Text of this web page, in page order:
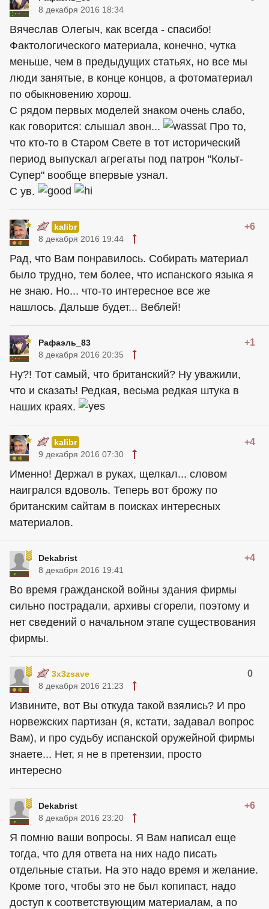
8 декабря 2016 18:34
Вячеслав Олегыч, как всегда - спасибо!
Фактологического материала, конечно, чутка
меньше, чем в предыдущих статьях, но все мы
люди занятые, в конце концов, а фотоматериал
по обыкновению хорош.
С рядом первых моделей знаком очень слабо,
как говорится: слышал звон...
Про то,
что кто-то в Старом Свете в тот исторический
период выпускал агрегаты под патрон "Кольт-
Супер" вообще впервые узнал.
С ув.
kalibr +6
8 декабря 2016 19:44
Рад, что Вам понравилось. Собирать материал
было трудно, тем более, что испанского языка я
не знаю. Но... что-то интересное все же
нашлось. Дальше будет... Веблей!
Рафаэль_83 +1
8 декабря 2016 20:35
Ну?! Тот самый, что британский? Ну уважили,
что и сказать! Редкая, весьма редкая штука в
наших краях.
kalibr +4
9 декабря 2016 07:30
Именно! Держал в руках, щелкал... словом
наигрался вдоволь. Теперь вот брожу по
британским сайтам в поисках интересных
материалов.
Dekabrist +4
8 декабря 2016 19:41
Во время гражданской войны здания фирмы
сильно пострадали, архивы сгорели, поэтому и
нет сведений о начальном этапе существования
фирмы.
3x3zsave 0
8 декабря 2016 21:23
Извините, вот Вы откуда такой взялись? И про
норвежских партизан (я, кстати, задавал вопрос
Вам), и про судьбу испанской оружейной фирмы
знаете... Нет, я не в претензии, просто
интересно
Dekabrist +6
8 декабря 2016 23:20
Я помню ваши вопросы. Я Вам написал еще
тогда, что для ответа на них надо писать
отдельные статьи. На это надо время и желание.
Кроме того, чтобы это не был копипаст, надо
доступ к соответствующим материалам, а по